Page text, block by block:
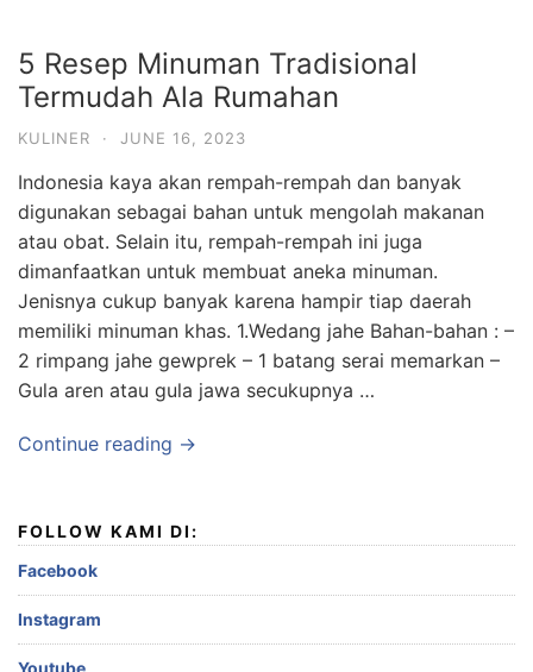
5 Resep Minuman Tradisional
Termudah Ala Rumahan
KULINER · JUNE 16, 2023
Indonesia kaya akan rempah-rempah dan banyak
digunakan sebagai bahan untuk mengolah makanan
atau obat. Selain itu, rempah-rempah ini juga
dimanfaatkan untuk membuat aneka minuman.
Jenisnya cukup banyak karena hampir tiap daerah
memiliki minuman khas. 1.Wedang jahe Bahan-bahan : –
2 rimpang jahe gewprek – 1 batang serai memarkan –
Gula aren atau gula jawa secukupnya …
Continue reading →
FOLLOW KAMI DI:
Facebook
Instagram
Youtube